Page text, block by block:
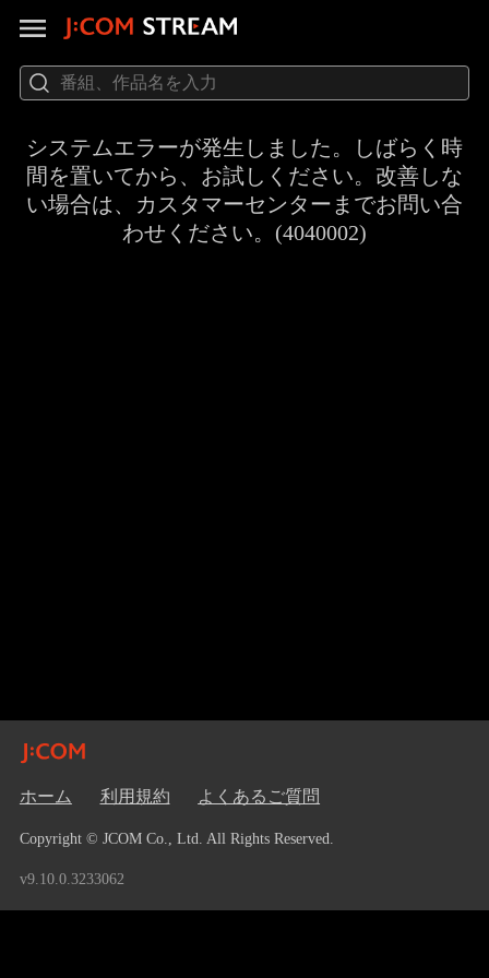
システムエラーが発生しました。しばらく時
間を置いてから、お試しください。改善しな
い場合は、カスタマーセンターまでお問い合
わせください。(4040002)
ホーム 利用規約 よくあるご質問
Copyright © JCOM Co., Ltd. All Rights Reserved.
v9.10.0.3233062